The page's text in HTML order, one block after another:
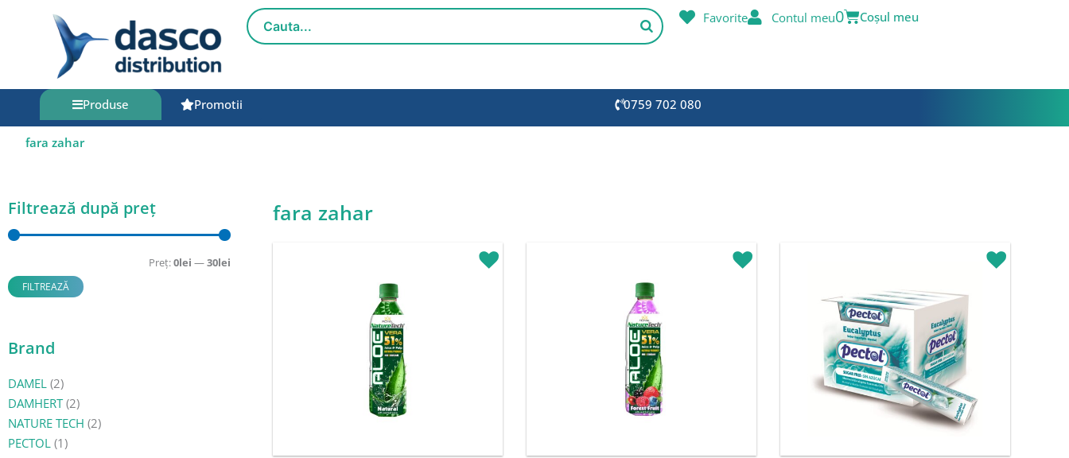
Favorite Contul meu0
Cart
Produse Promotii 0759 702 080
fara zahar
Filtrează după preț
minim
maxim
FILTREAZĂ
Preț:0lei —30lei
Brand
DAMEL (2)
DAMHERT (2)
NATURE TECH (2)
PECTOL (1)
fara zahar